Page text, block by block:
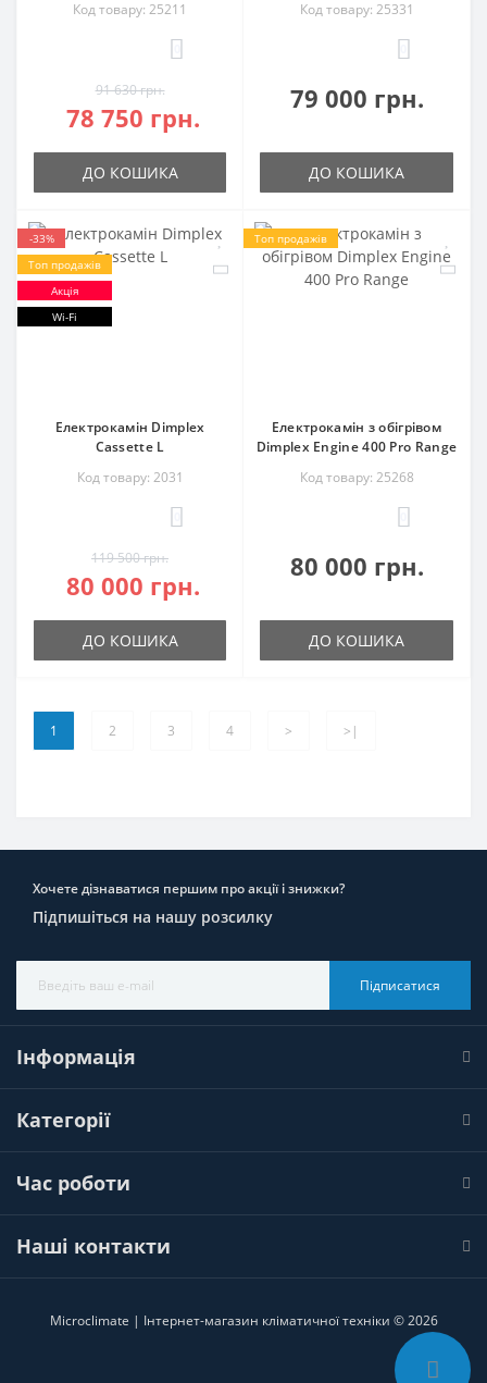
Код товару: 25211
91 630 грн.
78 750 грн.
ДО КОШИКА
Код товару: 25331
79 000 грн.
ДО КОШИКА
-33%
Топ продажів
Акція
Wi-Fi
Електрокамін Dimplex
Cassette L
Код товару: 2031
119 500 грн.
80 000 грн.
ДО КОШИКА
Топ продажів
Електрокамін з обігрівом
Dimplex Engine 400 Pro Range
Код товару: 25268
80 000 грн.
ДО КОШИКА
1 2 3 4 > >|
Хочете дізнаватися першим про акції і знижки?
Підпишіться на нашу розсилку
Підписатися
Інформація
Категорії
Час роботи
Наші контакти
Microclimate | Інтернет-магазин кліматичної техніки © 2026